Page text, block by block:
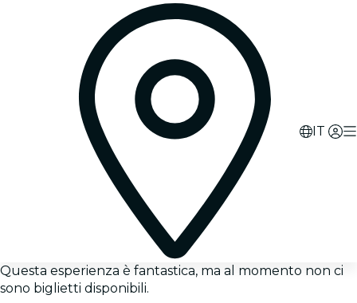
IT
Questa esperienza è fantastica, ma al momento non ci
sono biglietti disponibili.